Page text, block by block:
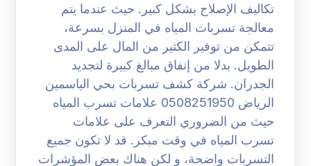
تكاليف الإصلاح بشكل كبير. حيث عندما يتم
معالجة تسربات المياه في المنزل بسرعة،
تتمكن من توفير الكثير من المال على المدى
الطويل. بدلا من إنفاق مبالغ كبيرة لتجديد
الجدران. شركة كشف تسربات بحي الياسمين
الرياض 0508251950 علامات تسرب المياه
حيث من الضروري التعرف على علامات
تسرب المياه في وقت مبكر. قد لا تكون جميع
التسربات واضحة، و لكن هناك بعض المؤشرات